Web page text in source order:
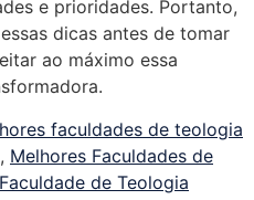
e prioridades. Portanto,
dicas antes de tomar
ao máximo essa
faculdades de teologia
, Melhores Faculdades de
de Teologia